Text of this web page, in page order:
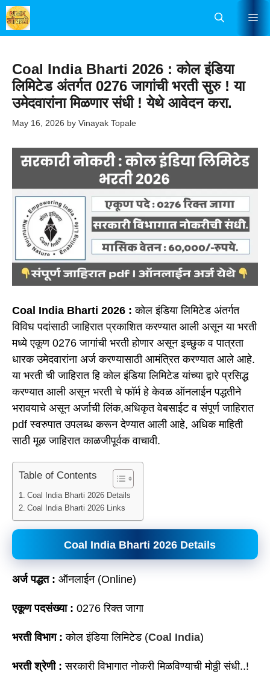
Skip
to
content
Coal India Bharti 2026 : कोल इंडिया
लिमिटेड अंतर्गत 0276 जागांची भरती सुरु ! या
उमेदवारांना मिळणार संधी ! येथे आवेदन करा.
May 16, 2026 by Vinayak Topale
Coal India Bharti 2026 :कोल इंडिया लिमिटेड अंतर्गत
विविध पदांसाठी जाहिरात प्रकाशित करण्यात आली असून या भरती
मध्ये एकूण 0276 जागांची भरती होणार असून इच्छुक व पात्रता
धारक उमेदवारांना अर्ज करण्यासाठी आमंत्रित करण्यात आले आहे.
या भरती ची जाहिरात हि कोल इंडिया लिमिटेड यांच्या द्वारे प्रसिद्ध
करण्यात आली असून भरती चे फॉर्म हे केवळ ऑनलाईन पद्धतीने
भरावयाचे असून अर्जाची लिंक,अधिकृत वेबसाईट व संपूर्ण जाहिरात
pdf स्वरुपात उपलब्ध करून देण्यात आली आहे, अधिक माहिती
साठी मूळ जाहिरात काळजीपूर्वक वाचावी.
Table of Contents
Coal India Bharti 2026 Details
Coal India Bharti 2026 Links
Coal India Bharti 2026 Details
अर्ज पद्धत : ऑनलाईन (Online)
एकूण पदसंख्या : 0276 रिक्त जागा
भरती विभाग : कोल इंडिया लिमिटेड (Coal India)
भरती श्रेणी : सरकारी विभागात नोकरी मिळविण्याची मोठ्ठी संधी..!